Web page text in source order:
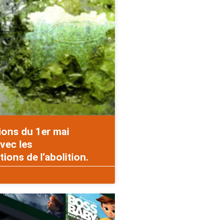
du 1er mai
les
de l’abolition.